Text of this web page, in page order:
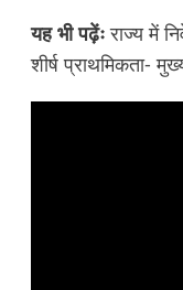
यह भी पढ़ेंः राज्य में
शीर्ष प्राथमिकता-